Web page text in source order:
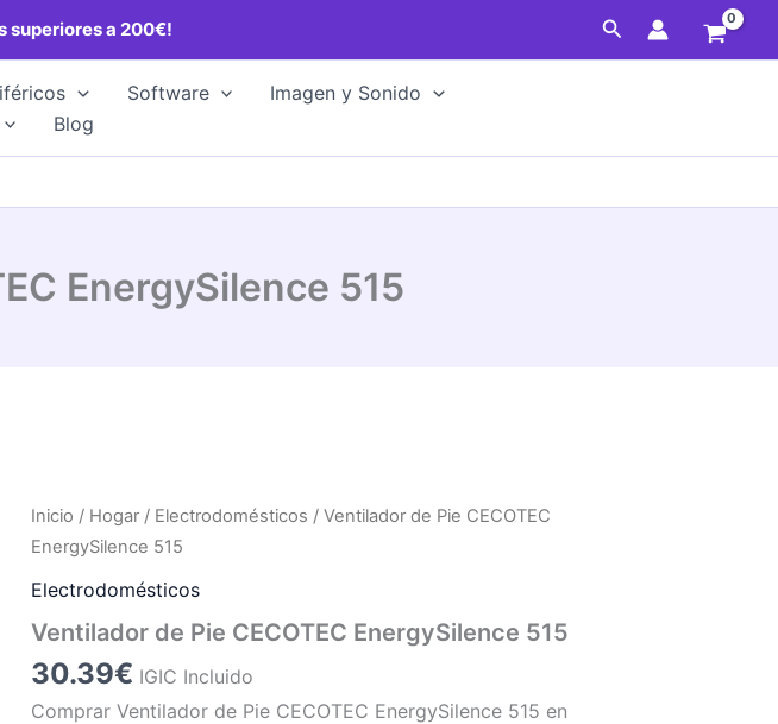
superiores a 200€! Buscar
Software
Imagen y Sonido
Blog
EnergySilence 515
Inicio / Hogar / Electrodomésticos / Ventilador de Pie CECOTEC
EnergySilence 515
Electrodomésticos
Ventilador de Pie CECOTEC EnergySilence 515
30.39€ IGIC Incluido
Comprar Ventilador de Pie CECOTEC EnergySilence 515 en